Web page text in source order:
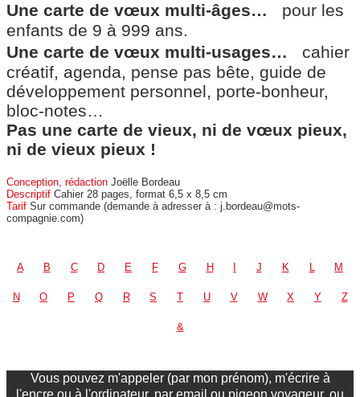
Une carte de vœux multi-âges… pour les
enfants de 9 à 999 ans.
Une carte de vœux multi-usages… cahier
créatif, agenda, pense pas bête, guide de
développement personnel, porte-bonheur,
bloc-notes…
Pas une carte de vieux, ni de vœux pieux,
ni de vieux pieux !
Conception, rédaction Joëlle Bordeau
Descriptif Cahier 28 pages, format 6,5 x 8,5 cm
Tarif Sur commande (demande à adresser à : j.bordeau@mots-
compagnie.com)
A B C D E F G H J K L M
N O P Q R S T U V W X Y Z
&
Vous pouvez m'appeler (par mon prénom), m'écrire à